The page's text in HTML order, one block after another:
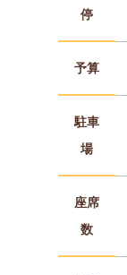
停
予算
駐車
場
座席
数